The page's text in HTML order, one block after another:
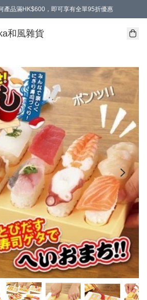
品滿HK$600，即可享有全單95折優惠
，單一訂單消費購物滿HK$680(折扣後），可享有
和風雜貨